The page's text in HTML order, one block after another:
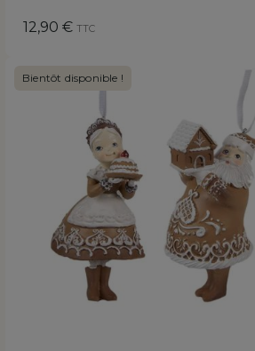
Prix
12,90 € TTC
Bientôt disponible !